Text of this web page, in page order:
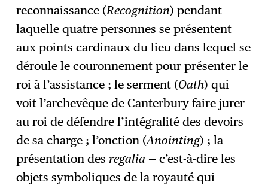
reconnaissance (Recognition) pendant
laquelle quatre personnes se présentent
aux points cardinaux du lieu dans lequel se
déroule le couronnement pour présenter le
roi à l’assistance ; le serment (Oath) qui
voit l’archevêque de Canterbury faire jurer
au roi de défendre l’intégralité des devoirs
de sa charge ; l’onction (Anointing) ; la
présentation des regalia — c’est-à-dire les
objets symboliques de la royauté qui